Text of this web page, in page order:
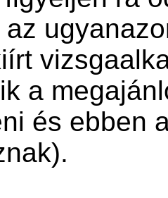
a
és ebben